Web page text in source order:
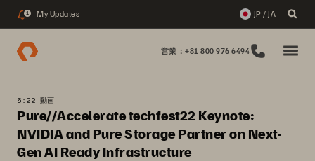
1 My Updates JP / JA
営業：+81 800 976 6494
5:22 動画
Pure//Accelerate techfest22 Keynote:
NVIDIA and Pure Storage Partner on Next-
Gen AI Ready Infrastructure